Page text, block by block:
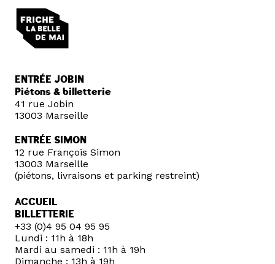
ENTRÉE JOBIN
Piétons & billetterie
41 rue Jobin
13003 Marseille
ENTRÉE SIMON
12 rue François Simon
13003 Marseille
(piétons, livraisons et parking restreint)
ACCUEIL
BILLETTERIE
+33 (0)4 95 04 95 95
Lundi : 11h à 18h
Mardi au samedi : 11h à 19h
Dimanche : 13h à 19h